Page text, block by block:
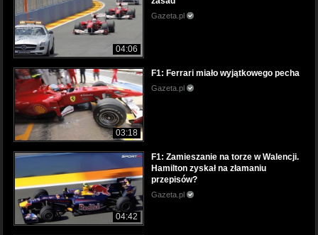
04:06
Gazeta.pl
03:18
F1: Ferrari miało wyjątkowego pecha
Gazeta.pl
04:42
F1: Zamieszanie na torze w Walencji.
Hamilton zyskał na złamaniu
przepisów?
Gazeta.pl